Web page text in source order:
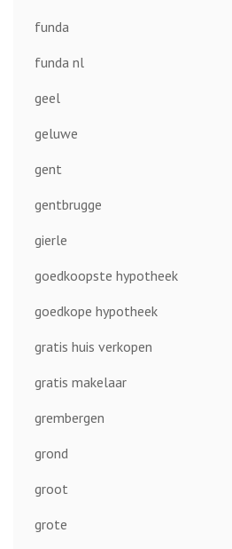
funda
funda nl
geel
geluwe
gent
gentbrugge
gierle
goedkoopste hypotheek
goedkope hypotheek
gratis huis verkopen
gratis makelaar
grembergen
grond
groot
grote